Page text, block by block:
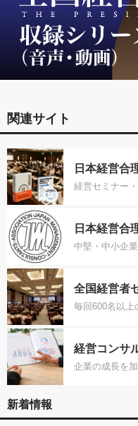
関連サイト
日本経営合
経営セミナー
日本経営合
中堅・中小企
全国経営者
毎回600名以上
経営コンサ
企業の成長を
新着情報